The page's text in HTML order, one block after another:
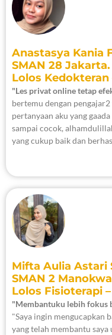
Anastasya Kania
SMAN 28 Jakarta.
Lolos Kedokteran
"Les privat online tetap
bertemu dengan
pertanyaan aku yang
sampai cocok,
yang cukup baik dan
Mifta Aulia Astari
SMAN 2
Lolos Fisioterapi
"Membantuku lebih fokus
"Saya ingin mengucapkan
yang telah membantu